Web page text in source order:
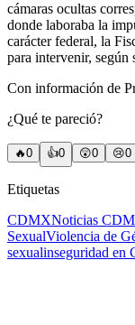
cámaras ocultas
donde laboraba la
carácter federal, la
para intervenir, según
Con información de
¿Qué te pareció?
🔥0 👍0 😲0 😢0
Etiquetas
CDMXNoticias
SexualViolencia de
sexualinseguridad en